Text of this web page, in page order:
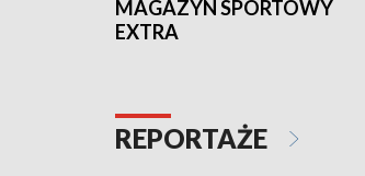
MAGAZYN SPORTOWY
EXTRA
REPORTAŻE